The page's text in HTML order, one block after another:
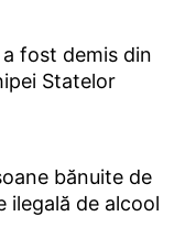
fost demis din
Statelor
bănuite de
ilegală de alcool